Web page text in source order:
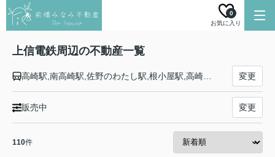
お気に入り
0
上信電鉄周辺の不動産一覧
変更
販売中 変更
110件